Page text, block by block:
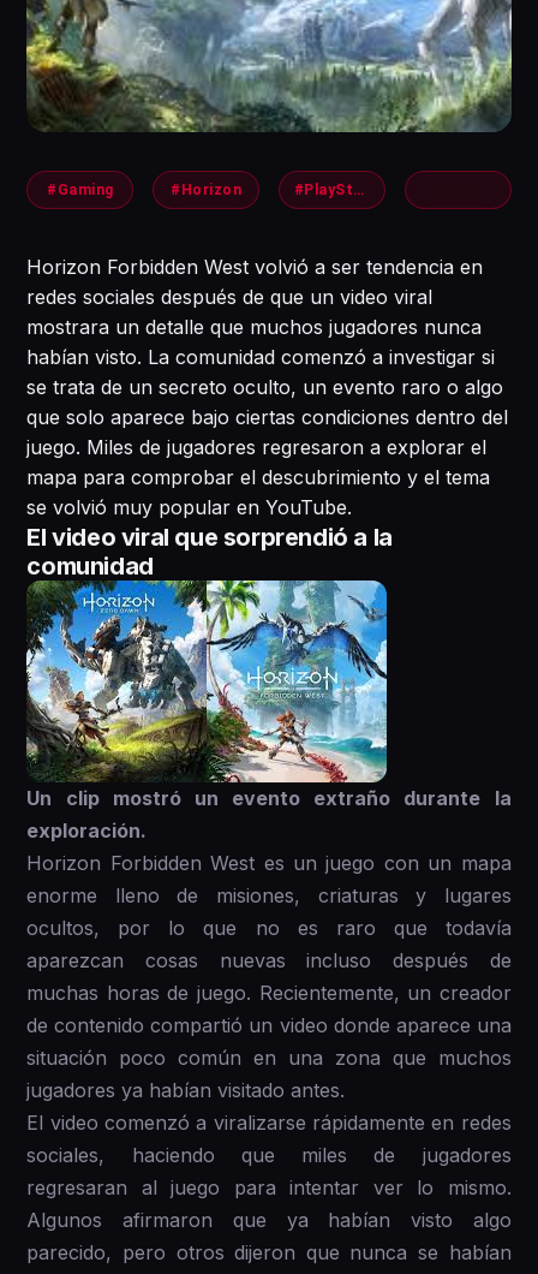
#Gaming #Horizon #PlayStation
Horizon Forbidden West volvió a ser tendencia en
redes sociales después de que un video viral
mostrara un detalle que muchos jugadores nunca
habían visto. La comunidad comenzó a investigar si
se trata de un secreto oculto, un evento raro o algo
que solo aparece bajo ciertas condiciones dentro del
juego. Miles de jugadores regresaron a explorar el
mapa para comprobar el descubrimiento y el tema
se volvió muy popular en YouTube.
El video viral que sorprendió a la
comunidad
Un clip mostró un evento extraño durante la
exploración.
Horizon Forbidden West es un juego con un mapa
enorme lleno de misiones, criaturas y lugares
ocultos, por lo que no es raro que todavía
aparezcan cosas nuevas incluso después de
muchas horas de juego. Recientemente, un creador
de contenido compartió un video donde aparece una
situación poco común en una zona que muchos
jugadores ya habían visitado antes.
El video comenzó a viralizarse rápidamente en redes
sociales, haciendo que miles de jugadores
regresaran al juego para intentar ver lo mismo.
Algunos afirmaron que ya habían visto algo
parecido, pero otros dijeron que nunca se habían